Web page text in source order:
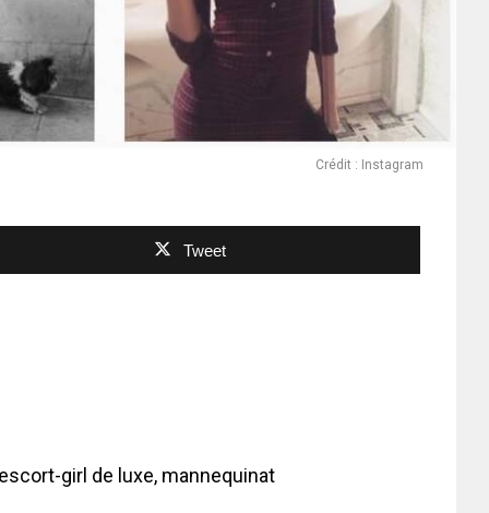
Crédit : Instagram
Tweet
girl de luxe, mannequinat